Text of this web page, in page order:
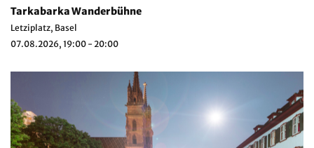
Tarkabarka Wanderbühne
Letziplatz, Basel
07.08.2026, 19:00 - 20:00